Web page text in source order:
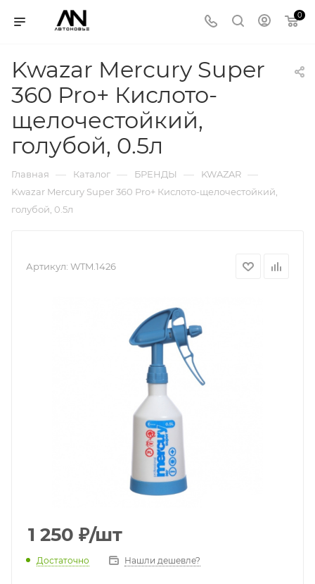
0
Kwazar Mercury Super
360 Pro+ Кислото-
щелочестойкий,
голубой, 0.5л
Главная — Каталог — БРЕНДЫ — KWAZAR —
Kwazar Mercury Super 360 Pro+ Кислото-щелочестойкий,
голубой, 0.5л
Артикул: WTM.1426
1 250 ₽/шт
Достаточно Нашли дешевле?